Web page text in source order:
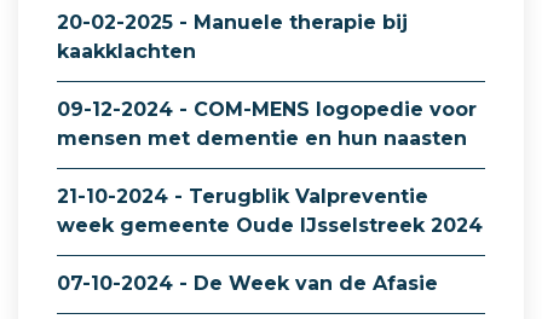
20-02-2025 - Manuele therapie bij
kaakklachten
09-12-2024 - COM-MENS logopedie voor
mensen met dementie en hun naasten
21-10-2024 - Terugblik Valpreventie
week gemeente Oude IJsselstreek 2024
07-10-2024 - De Week van de Afasie